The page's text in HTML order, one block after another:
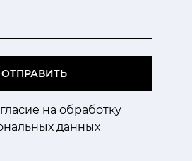
ОТПРАВИТЬ
на обработку
данных